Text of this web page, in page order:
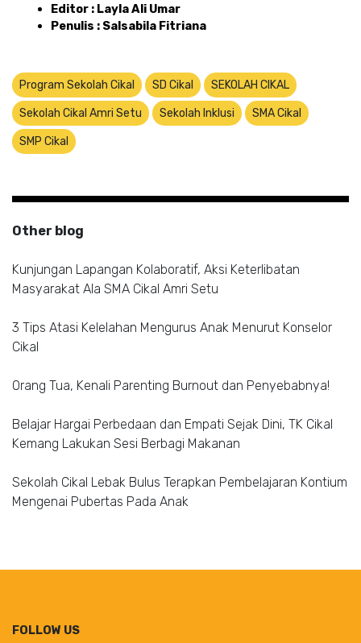
Editor : Layla Ali Umar
Penulis : Salsabila Fitriana
Program Sekolah Cikal SD Cikal SEKOLAH CIKAL
Sekolah Cikal Amri Setu Sekolah Inklusi SMA Cikal
SMP Cikal
Other blog
Kunjungan Lapangan Kolaboratif, Aksi Keterlibatan
Masyarakat Ala SMA Cikal Amri Setu
3 Tips Atasi Kelelahan Mengurus Anak Menurut Konselor
Cikal
Orang Tua, Kenali Parenting Burnout dan Penyebabnya!
Belajar Hargai Perbedaan dan Empati Sejak Dini, TK Cikal
Kemang Lakukan Sesi Berbagi Makanan
Sekolah Cikal Lebak Bulus Terapkan Pembelajaran Kontium
Mengenai Pubertas Pada Anak
FOLLOW US